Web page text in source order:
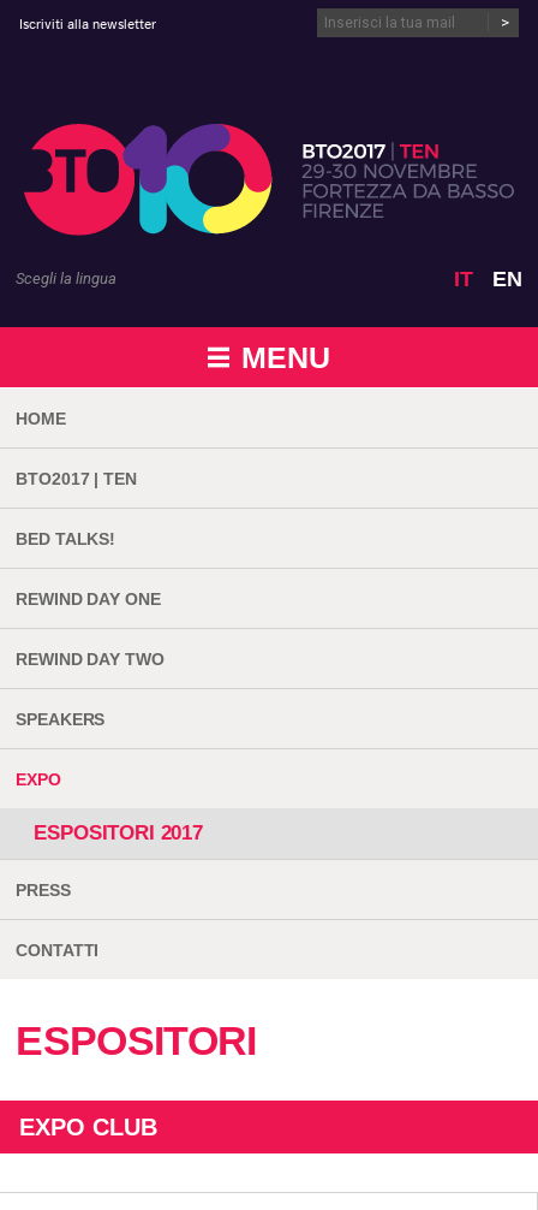
Vai al contenuto
Iscriviti alla newsletter
MENU
HOME
BTO2017 | TEN
BED TALKS!
REWIND DAY ONE
REWIND DAY TWO
SPEAKERS
EXPO
ESPOSITORI 2017
PRESS
CONTATTI
Scegli la lingua IT EN
ESPOSITORI
EXPO CLUB